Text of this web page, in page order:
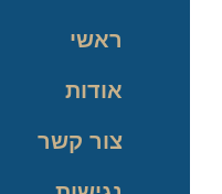
ראשי
אודות
צור קשר